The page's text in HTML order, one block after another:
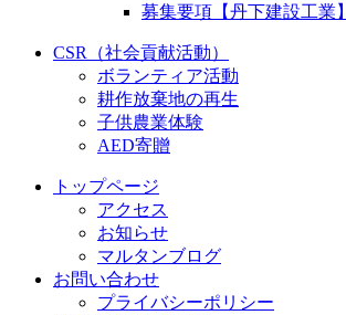
募集要項【丹下建設工業】
CSR（社会貢献活動）
ボランティア活動
耕作放棄地の再生
子供農業体験
AED寄贈
トップページ
アクセス
お知らせ
マルタンブログ
お問い合わせ
プライバシーポリシー